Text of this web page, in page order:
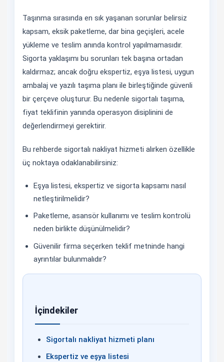
Taşınma sırasında en sık yaşanan sorunlar belirsiz
kapsam, eksik paketleme, dar bina geçişleri, acele
yükleme ve teslim anında kontrol yapılmamasıdır.
Sigorta yaklaşımı bu sorunları tek başına ortadan
kaldırmaz; ancak doğru ekspertiz, eşya listesi, uygun
ambalaj ve yazılı taşıma planı ile birleştiğinde güvenli
bir çerçeve oluşturur. Bu nedenle sigortalı taşıma,
fiyat teklifinin yanında operasyon disiplinini de
değerlendirmeyi gerektirir.
Bu rehberde sigortalı nakliyat hizmeti alırken özellikle
üç noktaya odaklanabilirsiniz:
Eşya listesi, ekspertiz ve sigorta kapsamı nasıl
netleştirilmelidir?
Paketleme, asansör kullanımı ve teslim kontrolü
neden birlikte düşünülmelidir?
Güvenilir firma seçerken teklif metninde hangi
ayrıntılar bulunmalıdır?
İçindekiler
Sigortalı nakliyat hizmeti planı
Ekspertiz ve eşya listesi